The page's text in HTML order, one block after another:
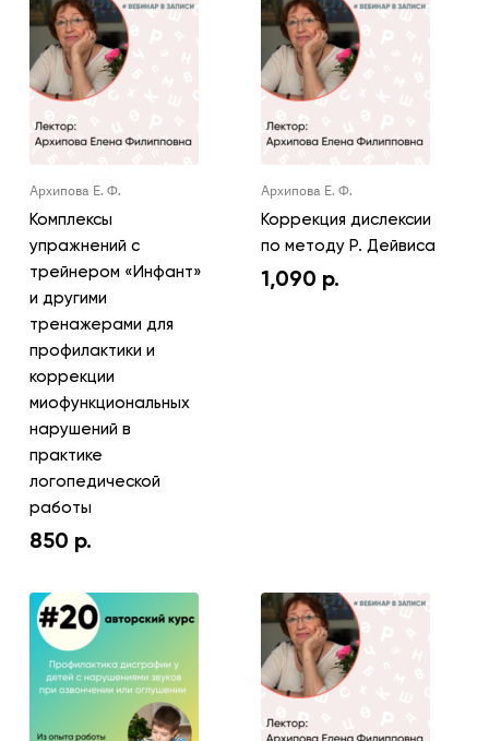
Архипова Е. Ф.
Комплексы
упражнений с
трейнером «Инфант»
и другими
тренажерами для
профилактики и
коррекции
миофункциональных
нарушений в
практике
логопедической
работы
850 р.
Архипова Е. Ф.
Коррекция дислексии
по методу Р. Дейвиса
1,090 р.